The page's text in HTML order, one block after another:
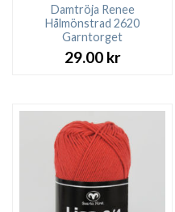
Damtröja Renee
Hålmönstrad 2620
Garntorget
29.00 kr